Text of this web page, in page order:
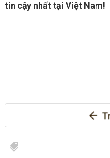
tin cậy nhất tại Việt Nam!